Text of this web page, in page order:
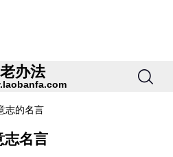
老办法
志的名言
志名言